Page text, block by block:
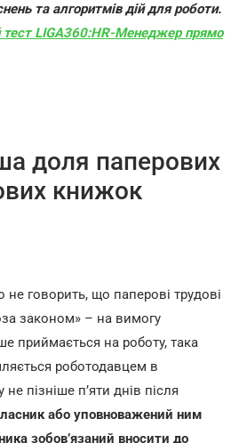
та алгоритмів дій для роботи.
LIGA360:HR-Менеджер прямо
доля паперових
книжок
не говорить, що паперові трудові
законом» – на вимогу
приймається на роботу, така
роботодавцем в
пізніше п’яти днів після
або уповноважений ним
зобов’язаний вносити до